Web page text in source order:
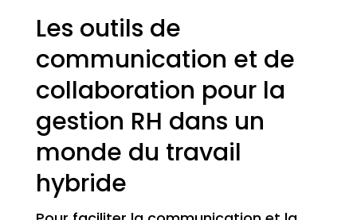
Les outils de
communication et de
collaboration pour la
gestion RH dans un
monde du travail
hybride